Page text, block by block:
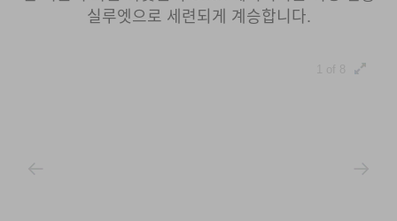
실루엣으로 세련되게 계승합니다.